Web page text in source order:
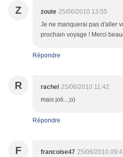
Z zoute 25/06/2010 13:55
Je ne manquerai pas d'aller
prochain voyage ! Merci
Répondre
R rachel 25/06/2010 11:42
mais joli...;o)
Répondre
F francoise47 25/06/2010